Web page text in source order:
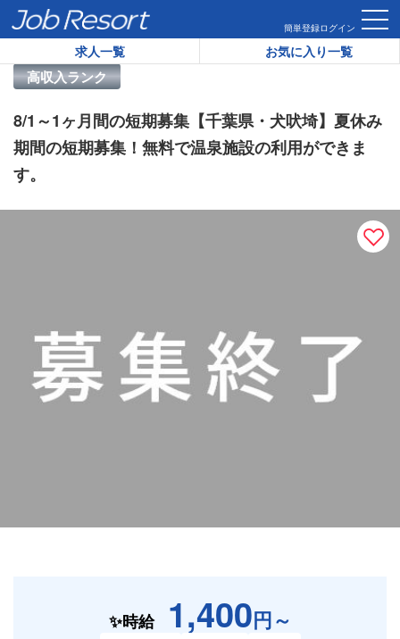
簡単登録ログイン
求人一覧 お気に入り一覧
HOME 求人一覧 8/1～1ヶ月間の短期募集【千葉県・犬吠埼
高収入ランク
リゾートバイト求人番号：
8/1～1ヶ月間の短期募集【千葉県・犬吠埼】夏休み
期間の短期募集！無料で温泉施設の利用ができま
す。
✨時給 1,400円～